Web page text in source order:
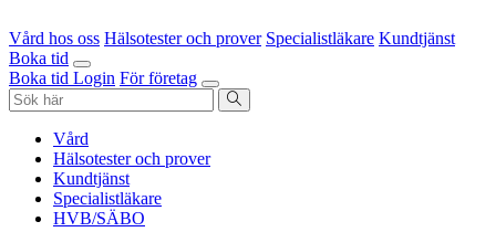
Vård hos oss Hälsotester och prover Specialistläkare Kundtjänst
Boka tid
Boka tid Login För företag
Vård
Hälsotester och prover
Kundtjänst
Specialistläkare
HVB/SÄBO